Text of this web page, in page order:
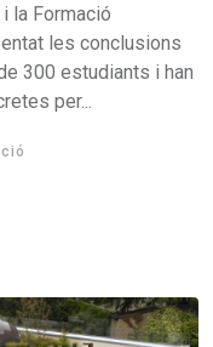
la Formació
les conclusions
300 estudiants i han
per...